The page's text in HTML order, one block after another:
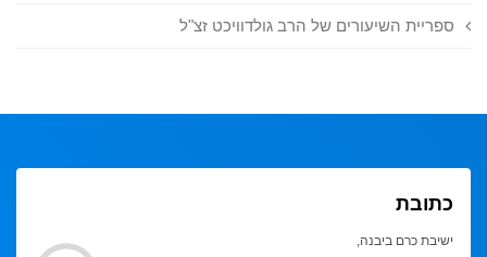
ספריית השיעורים של הרב גולדוויכט זצ"ל
כתובת
ישיבת כרם ביבנה,